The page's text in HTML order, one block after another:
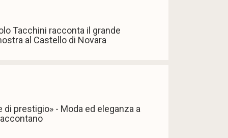
Tacchini racconta il grande
al Castello di Novara
di prestigio» - Moda ed eleganza a